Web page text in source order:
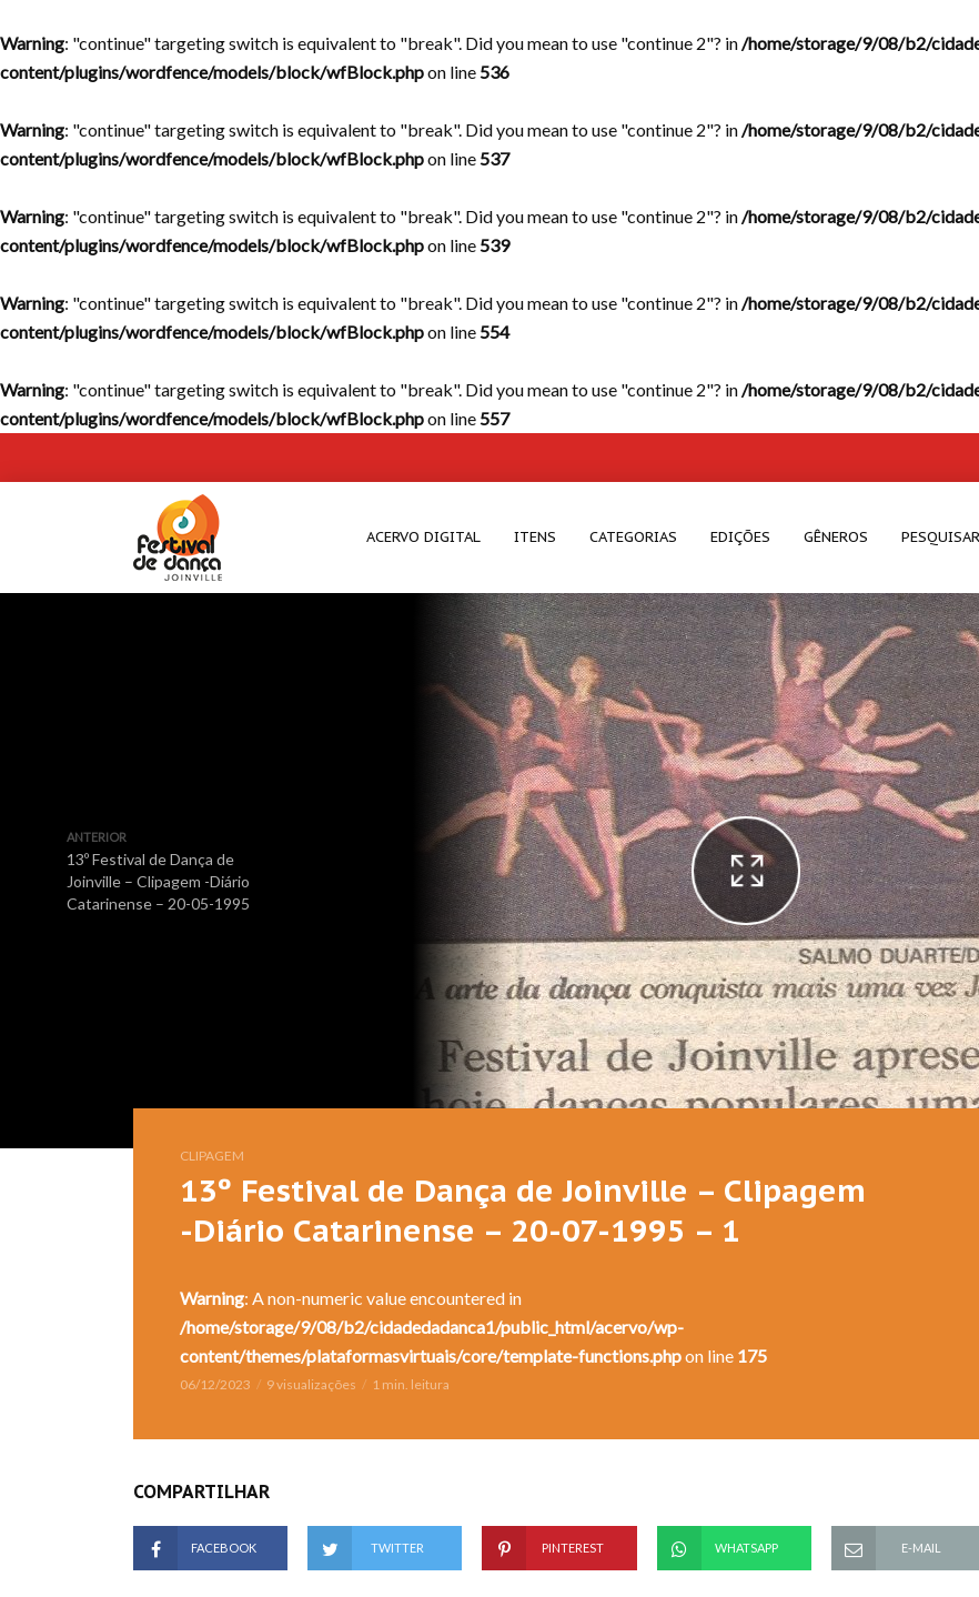
Warning: "continue" targeting switch is equivalent to "break". Did you mean to use "continue 2"? in/home/storage/9/08/b2/
content/plugins/wordfence/models/block/wfBlock.phpon line536
Warning: "continue" targeting switch is equivalent to "break". Did you mean to use "continue 2"? in/home/storage/9/08/b2/
content/plugins/wordfence/models/block/wfBlock.phpon line537
Warning: "continue" targeting switch is equivalent to "break". Did you mean to use "continue 2"? in/home/storage/9/08/b2/
content/plugins/wordfence/models/block/wfBlock.phpon line539
Warning: "continue" targeting switch is equivalent to "break". Did you mean to use "continue 2"? in/home/storage/9/08/b2/
content/plugins/wordfence/models/block/wfBlock.phpon line554
Warning: "continue" targeting switch is equivalent to "break". Did you mean to use "continue 2"? in/home/storage/9/08/b2/
content/plugins/wordfence/models/block/wfBlock.phpon line557
ACERVO DIGITAL ITENS CATEGORIAS EDIÇÕES GÊNEROS PESQUISAR
ANTERIOR
13º Festival de Dança de
Joinville – Clipagem -Diário
Catarinense – 20-05-1995
CLIPAGEM
13º Festival de Dança de Joinville – Clipagem
-Diário Catarinense – 20-07-1995 – 1
Warning: A non-numeric value encountered in
/home/storage/9/08/b2/cidadedadanca1/public_html/acervo/wp-
content/themes/plataformasvirtuais/core/template-functions.phpon line 175
06/12/2023 9 visualizações 1 min. leitura
COMPARTILHAR
FACEBOOK TWITTER PINTEREST WHATSAPP E-MAIL